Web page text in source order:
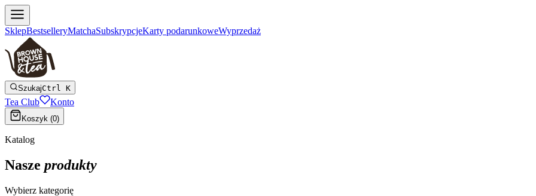
SklepBestselleryMatchaSubskrypcjeKarty podarunkoweWyprzedaż
SzukajCtrl K
Tea Club Konto
Koszyk (0)
Katalog
Nasze produkty
Wybierz kategorię